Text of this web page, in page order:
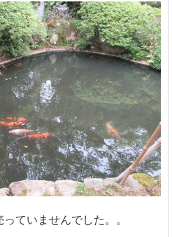
ていませんでした。。